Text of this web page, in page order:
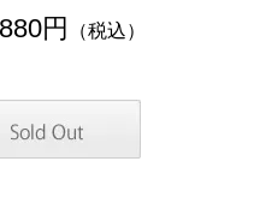
円 （税込）